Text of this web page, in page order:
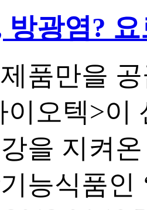
방광염?
품만을
이오텍>이
을 지켜
능식품인